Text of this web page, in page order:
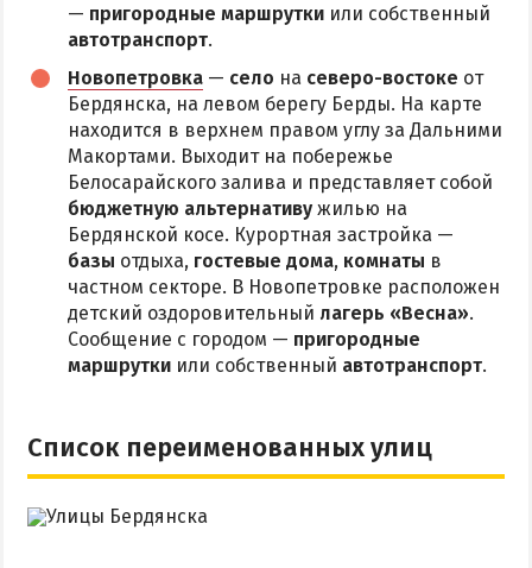
— пригородные маршрутки или собственный
автотранспорт.
Новопетровка — село на северо-востоке от
Бердянска, на левом берегу Берды. На карте
находится в верхнем правом углу за Дальними
Макортами. Выходит на побережье
Белосарайского залива и представляет собой
бюджетную альтернативу жилью на
Бердянской косе. Курортная застройка —
базы отдыха, гостевые дома, комнаты в
частном секторе. В Новопетровке расположен
детский оздоровительный лагерь «Весна».
Сообщение с городом — пригородные
маршрутки или собственный автотранспорт.
Список переименованных улиц